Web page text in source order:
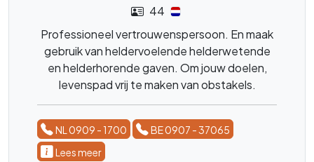
44
Professioneel vertrouwenspersoon. En maak
gebruik van heldervoelende helderwetende
en helderhorende gaven. Om jouw doelen,
levenspad vrij te maken van obstakels.
NL 0909 - 1700
BE 0907 - 37065
Lees meer